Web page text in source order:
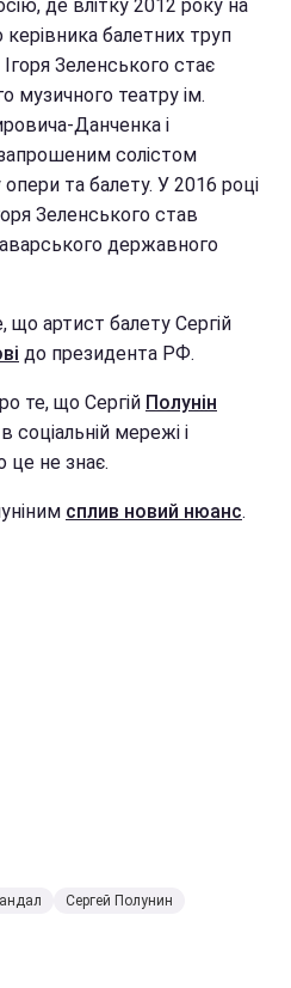
де влітку 2012 року на
балетних труп
Зеленського стає
театру ім.
Данченка і
солістом
та балету. У 2016 році
Зеленського став
державного
що артист балету Сергій
до президента РФ.
те, що Сергій Полунін
в соціальній мережі і
це не знає.
сплив новий нюанс.
Сергей Полунин